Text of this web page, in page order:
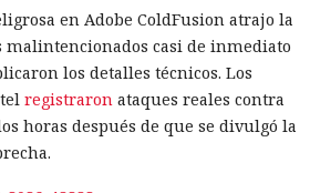
en Adobe ColdFusion atrajo la
malintencionados casi de inmediato
los detalles técnicos. Los
registraron ataques reales contra
horas después de que se divulgó la